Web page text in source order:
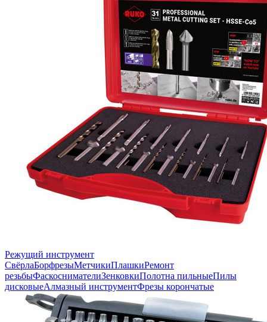
Режущий инструмент
СвёрлаБорфрезыМетчикиПлашкиРемонт
резьбыФаскоснимателиЗенковкиПолотна пильныеПилы
дисковыеАлмазный инструментФрезы корончатые